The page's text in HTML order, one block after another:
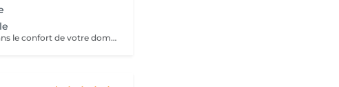
Profitez d'un drainage lymphatique dans le confort de votre domicile Corps et/ou visage Secteur luxembourg ville ou proche (15min environ du salon à Neudorf) Adaptable pour les femmes enceintes Prévoir 30min de déplacement, ainsi si vous prenez rendez-vous pour 12h, comptez sur un début du massage pour 12h30. Ce temps de trajet n'est pas facturé mais il est à prendre en compte dans le planning